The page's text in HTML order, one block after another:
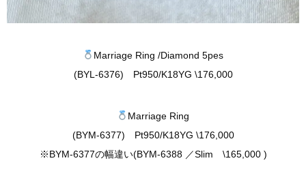
Marriage Ring /Diamond 5pes
(BYL-6376) Pt950/K18YG \176,000
Marriage Ring
(BYM-6377) Pt950/K18YG \176,000
※BYM-6377の幅違い(BYM-6388 ／Slim \165,000 )